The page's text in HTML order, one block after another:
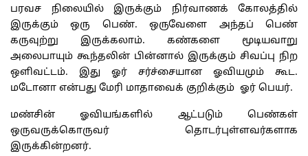
பரவச நிலையில் இருக்கும் நிர்வாணக் கோலத்தில்
இருக்கும் ஒரு பெண். ஒருவேளை அந்தப் பெண்
கருவுற்று இருக்கலாம். கண்களை மூடியவாறு
அலைபாயும் கூந்தலின் பின்னால் இருக்கும் சிவப்பு நிற
ஒளிவட்டம். இது ஓர் சர்ச்சையான ஓவியமும் கூட.
மடோனா என்பது மேரி மாதாவைக் குறிக்கும் ஓர் பெயர்.
மண்சின் ஓவியங்களில் ஆட்படும் பெண்கள்
ஒருவருக்கொருவர் தொடர்புள்ளவர்களாக
இருக்கின்றனர்.